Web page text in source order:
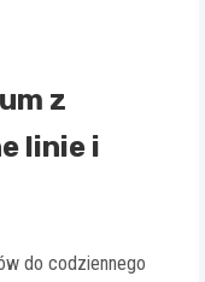
z
linie i
do codziennego